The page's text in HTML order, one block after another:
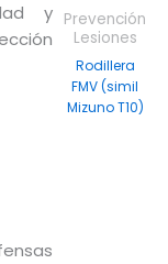
y Prevención
Lesiones
Rodillera
FMV (simil
Mizuno T10)
Las
se